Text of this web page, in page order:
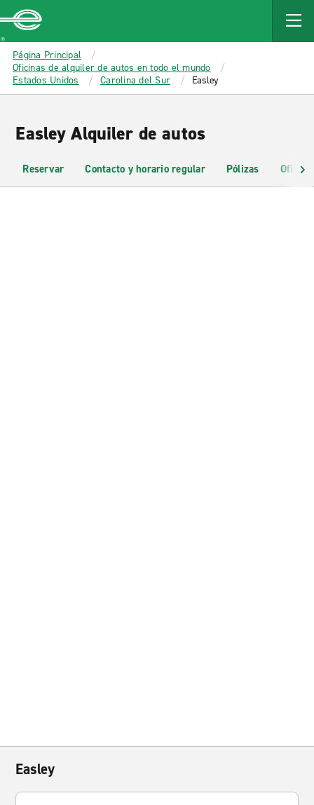
MAIN
CONTENT
Enterprise
Página Principal
Oficinas de alquiler de autos en todo el mundo
Estados Unidos
Carolina del Sur Easley
Easley Alquiler de autos
Reservar Contacto y horario regular Pólizas
Easley